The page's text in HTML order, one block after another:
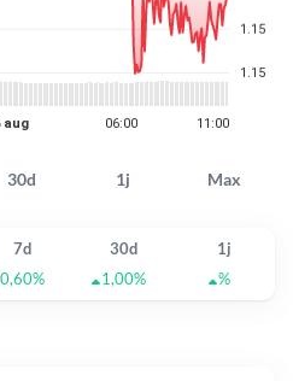
30d 1j Max
7d 30d
1j
0,60% 1,00% %